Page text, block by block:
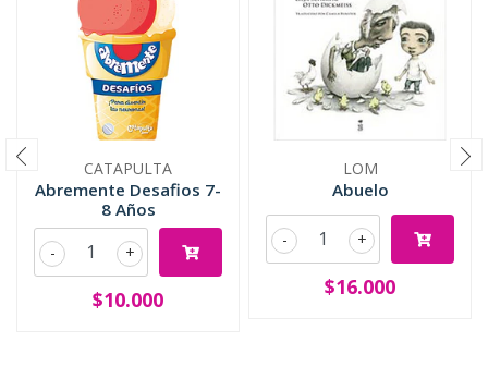
CATAPULTA
Abremente Desafios 7-
8 Años
+
-
$10.000
LOM
Abuelo
+
-
$16.000